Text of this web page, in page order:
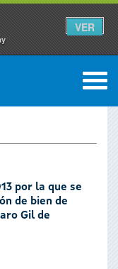
VER
0
por la que se
de bien de
Gil de